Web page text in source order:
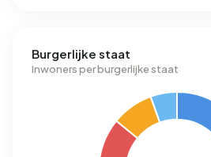
Burgerlijke staat
Inwoners per burgerlijke staat